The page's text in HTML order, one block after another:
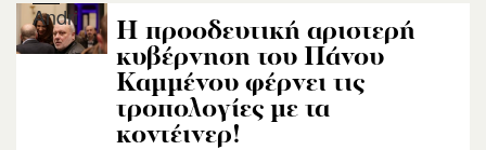
Η προοδευτική αριστερή
κυβέρνηση του Πάνου
Καμμένου φέρνει τις
τροπολογίες με τα
κοντέινερ!
Andri